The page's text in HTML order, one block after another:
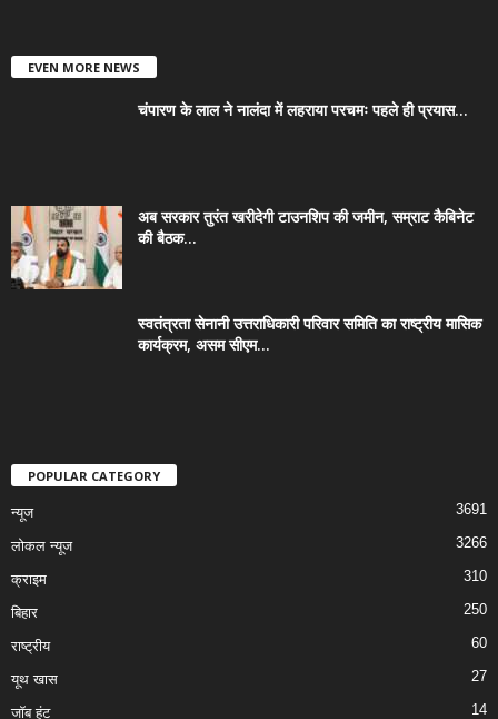
EVEN MORE NEWS
चंपारण के लाल ने नालंदा में लहराया परचमः पहले ही प्रयास...
अब सरकार तुरंत खरीदेगी टाउनशिप की जमीन, सम्राट कैबिनेट
की बैठक...
स्वतंत्रता सेनानी उत्तराधिकारी परिवार समिति का राष्ट्रीय मासिक
कार्यक्रम, असम सीएम...
POPULAR CATEGORY
न्यूज 3691
लोकल न्यूज 3266
क्राइम 310
बिहार 250
राष्ट्रीय 60
यूथ खास 27
जॉब हंट 14